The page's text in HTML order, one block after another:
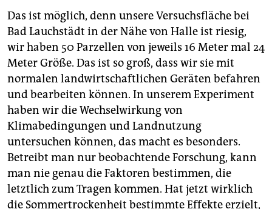
Das ist möglich, denn unsere Versuchsfläche bei
Bad Lauchstädt in der Nähe von Halle ist riesig,
wir haben 50 Parzellen von jeweils 16 Meter mal 24
Meter Größe. Das ist so groß, dass wir sie mit
normalen landwirtschaftlichen Geräten befahren
und bearbeiten können. In unserem Experiment
haben wir die Wechselwirkung von
Klimabedingungen und Landnutzung
untersuchen können, das macht es besonders.
Betreibt man nur beobachtende Forschung, kann
man nie genau die Faktoren bestimmen, die
letztlich zum Tragen kommen. Hat jetzt wirklich
die Sommertrockenheit bestimmte Effekte erzielt,